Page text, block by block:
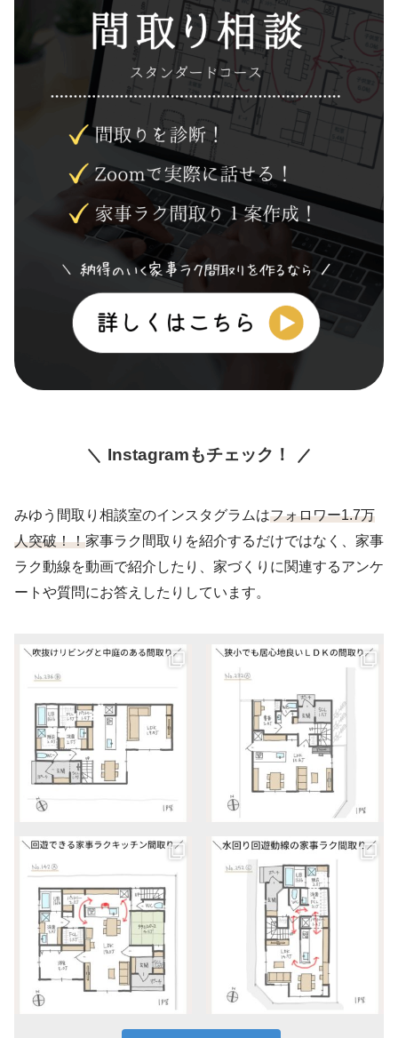
Instagramもチェック！
みゆう間取り相談室のインスタグラムはフォロワー1.7万
人突破！！家事ラク間取りを紹介するだけではなく、家事
ラク動線を動画で紹介したり、家づくりに関連するアンケ
ートや質問にお答えしたりしています。